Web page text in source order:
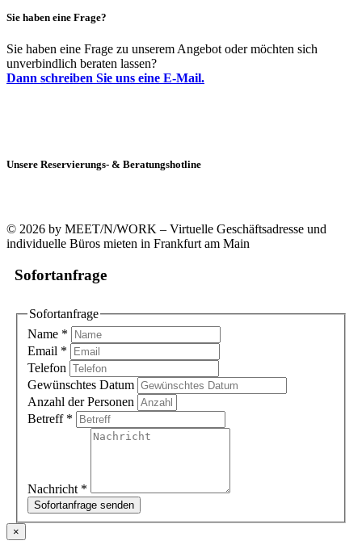
Sie haben eine Frage?
Sie haben eine Frage zu unserem Angebot oder möchten sich
unverbindlich beraten lassen?
Dann schreiben Sie uns eine E-Mail.
Unsere Reservierungs- & Beratungshotline
© 2026 by MEET/N/WORK – Virtuelle Geschäftsadresse und
individuelle Büros mieten in Frankfurt am Main
Sofortanfrage
Sofortanfrage
Name *
Email *
Telefon
Gewünschtes Datum
Anzahl der Personen
Betreff *
Nachricht *
Sofortanfrage senden
×